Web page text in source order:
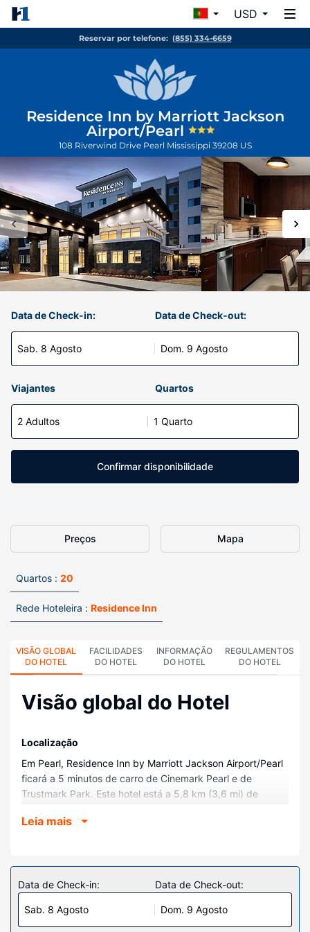
USD
Reservar por telefone: (855) 334-6659
Residence Inn by Marriott Jackson
Airport/Pearl
108 Riverwind Drive Pearl Mississippi 39208 US
Data de Check-in:
Sab. 8 Agosto
Data de Check-out:
Dom. 9 Agosto
Viajantes Quartos
2 Adultos 1 Quarto
Confirmar disponibilidade
Preços Mapa
Quartos : 20
Rede Hoteleira : Residence Inn
VISÃO GLOBAL
DO HOTEL
FACILIDADES
DO HOTEL
INFORMAÇÃO
DO HOTEL
REGULAMENTOS
DO HOTEL
Visão global do Hotel
Localização
Em Pearl, Residence Inn by Marriott Jackson Airport/Pearl
ficará a 5 minutos de carro de Cinemark Pearl e de
Trustmark Park. Este hotel está a 5,8 km (3,6 mi) de
Chamber of Commerce.
Sinta-se em casa num dos 20 quartos com ar
condicionado, O acesso à internet com e sem fios é
gratuito. As casas de banho estão equipadas com uma
banheira ou um polibã.
Leia mais
Data de Check-in:
Sab. 8 Agosto
Data de Check-out:
Dom. 9 Agosto